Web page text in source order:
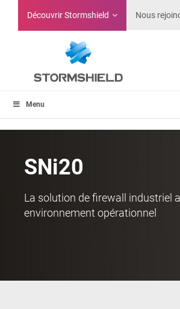
Découvrir Stormshield Nous
Menu
SNi20
La solution de firewall industriel
environnement opérationnel